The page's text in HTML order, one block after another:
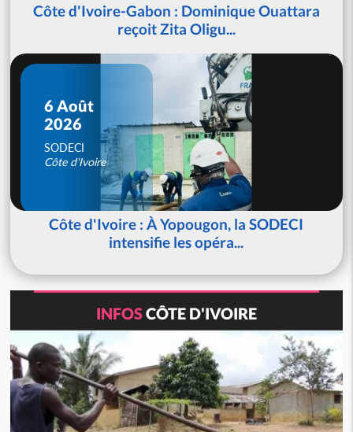
Côte d'Ivoire-Gabon : Dominique Ouattara
reçoit Zita Oligu...
6 Août
2026
SODECI
Côte d'Ivoire
Côte d'Ivoire : À Yopougon, la SODECI
intensifie les opéra...
INFOSCÔTE D'IVOIRE